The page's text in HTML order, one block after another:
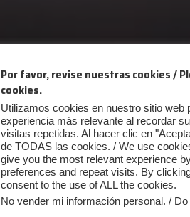
Productos
Por favor, revise nuestras cookies /
cookies.
Utilizamos cookies en nuestro sitio web
experiencia más relevante al recordar
visitas repetidas. Al hacer clic en
de TODAS las cookies. / We use
give you the most relevant experience
preferences and repeat visits. By
consent to the use of ALL the cookies.
No vender mi información personal. /